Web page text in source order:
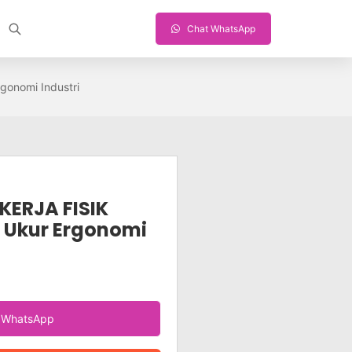
Chat WhatsApp
Industri
FISIK
Ergonomi